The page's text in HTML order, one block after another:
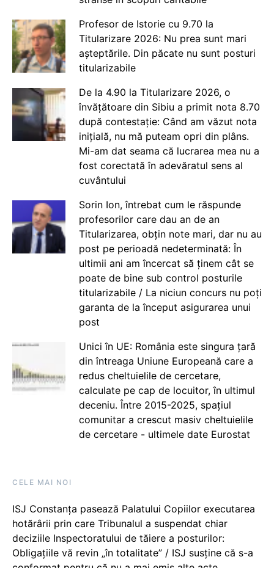
Profesor de Istorie cu 9.70 la
Titularizare 2026: Nu prea sunt mari
așteptările. Din păcate nu sunt posturi
titularizabile
De la 4.90 la Titularizare 2026, o
învățătoare din Sibiu a primit nota 8.70
după contestație: Când am văzut nota
inițială, nu mă puteam opri din plâns.
Mi-am dat seama că lucrarea mea nu a
fost corectată în adevăratul sens al
cuvântului
Sorin Ion, întrebat cum le răspunde
profesorilor care dau an de an
Titularizarea, obțin note mari, dar nu au
post pe perioadă nedeterminată: În
ultimii ani am încercat să ținem cât se
poate de bine sub control posturile
titularizabile / La niciun concurs nu poți
garanta de la început asigurarea unui
post
Unici în UE: România este singura țară
din întreaga Uniune Europeană care a
redus cheltuielile de cercetare,
calculate pe cap de locuitor, în ultimul
deceniu. Între 2015-2025, spațiul
comunitar a crescut masiv cheltuielile
de cercetare - ultimele date Eurostat
CELE MAI NOI
ISJ Constanța pasează Palatului Copiilor executarea
hotărârii prin care Tribunalul a suspendat chiar
deciziile Inspectoratului de tăiere a posturilor:
Obligațiile vă revin „în totalitate” / ISJ susține că s-a